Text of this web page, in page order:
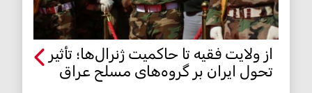
از ولایت فقیه تا حاکمیت ژنرال‌ها؛ تأثیر
تحول ایران بر گروه‌های مسلح عراق